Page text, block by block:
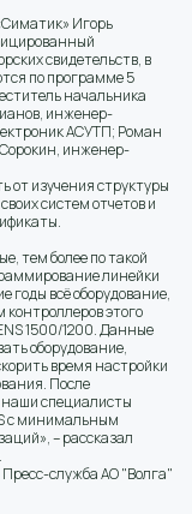
Игорь
свидетельств, в
по программе 5
начальника
инженер-
АСУТП; Роман
инженер-
от изучения структуры
систем отчетов и
тем более по такой
линейки
годы всё оборудование,
этого
1500/1200. Данные
оборудование,
время настройки
После
специалисты
с минимальным
– рассказал
Пресс-служба АО "Волга"